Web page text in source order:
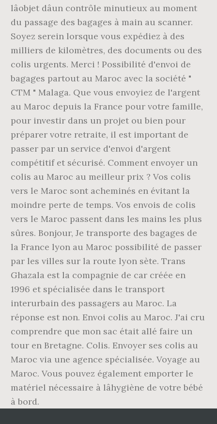
lâobjet dâun contrôle minutieux au moment
du passage des bagages à main au scanner.
Soyez serein lorsque vous expédiez à des
milliers de kilomètres, des documents ou des
colis urgents. Merci ! Possibilité d'envoi de
bagages partout au Maroc avec la société "
CTM " Malaga. Que vous envoyiez de l'argent
au Maroc depuis la France pour votre famille,
pour investir dans un projet ou bien pour
préparer votre retraite, il est important de
passer par un service d'envoi d'argent
compétitif et sécurisé. Comment envoyer un
colis au Maroc au meilleur prix ? Vos colis
vers le Maroc sont acheminés en évitant la
moindre perte de temps. Vos envois de colis
vers le Maroc passent dans les mains les plus
sûres. Bonjour, Je transporte des bagages de
la France lyon au Maroc possibilité de passer
par les villes sur la route lyon sète. Trans
Ghazala est la compagnie de car créée en
1996 et spécialisée dans le transport
interurbain des passagers au Maroc. La
réponse est non. Envoi colis au Maroc. J'ai cru
comprendre que mon sac était allé faire un
tour en Bretagne. Colis. Envoyer ses colis au
Maroc via une agence spécialisée. Voyage au
Maroc. Vous pouvez également emporter le
matériel nécessaire à lâhygiène de votre bébé
à bord.